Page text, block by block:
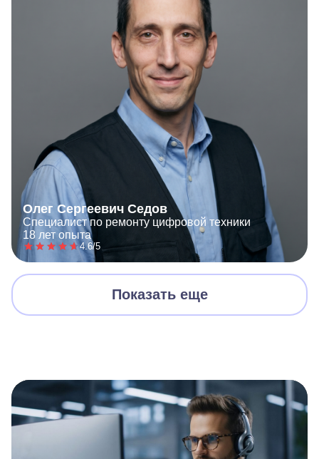
Олег Сергеевич Седов
Специалист по ремонту цифровой техники
18 лет опыта
4.6/5
Показать еще